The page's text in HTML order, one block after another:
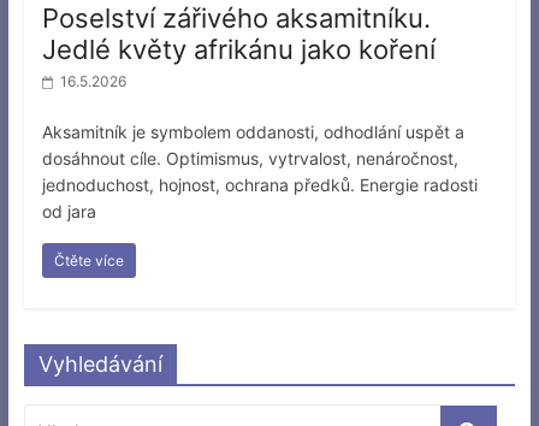
Poselství zářivého aksamitníku.
Jedlé květy afrikánu jako koření
16.5.2026
Aksamitník je symbolem oddanosti, odhodlání uspět a
dosáhnout cíle. Optimismus, vytrvalost, nenáročnost,
jednoduchost, hojnost, ochrana předků. Energie radosti
od jara
Čtěte více
Vyhledávání